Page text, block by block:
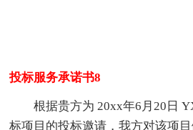
投标服务承诺书8
根据贵方为 20xx年6月20日
标项目的投标邀请，我方对该项